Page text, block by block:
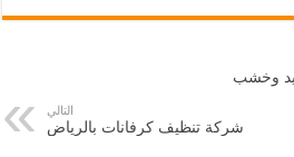
وخشب
التالي
شركة تنظيف كرفانات بالرياض